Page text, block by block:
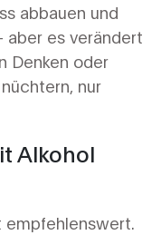
abbauen und
aber es verändert
Denken oder
nur
Alkohol
empfehlenswert.